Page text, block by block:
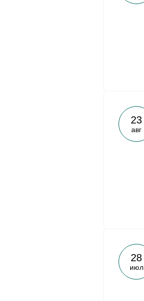
23
авг
28
июл